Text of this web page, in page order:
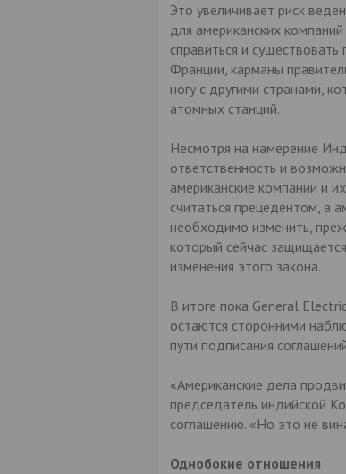
Это увеличивает риск
для американских
справиться и
Франции, карманы
ногу с другими странами,
атомных станций.
Несмотря на намерение
ответственность и
американские компании и
считаться прецедентом, а
необходимо изменить,
который сейчас
изменения этого закона.
В итоге пока General
остаются сторонними
пути подписания
«Американские дела
председатель индийской
соглашению. «Но это не
Однобокие отношения